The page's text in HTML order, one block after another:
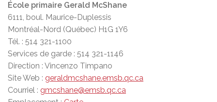
École primaire Gerald McShane
6111, boul. Maurice-Duplessis
Montréal-Nord (Québec) H1G 1Y6
Tél. : 514 321-1100
Services de garde : 514 321-1146
Direction : Vincenzo Timpano
Site Web : geraldmcshane.emsb.qc.ca
Courriel : gmcshane@emsb.qc.ca